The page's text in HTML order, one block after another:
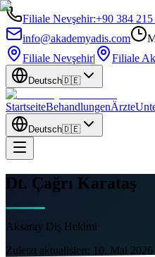
Filiale Nevşehir:+90 384
info@akademyadis.com
Filiale Nevşehir| Filiale
Deutsch🇩🇪
StartseiteBehandlungenÄrzte
Deutsch🇩🇪
Dt. Çağrı Karataş
Aksaray Diş Hekimi
Zuletzt aktualisiert: 10. Mai 2026